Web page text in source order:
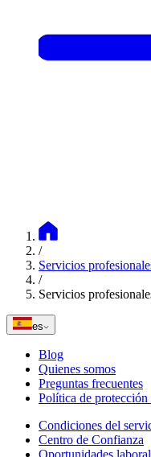
/
Servicios
/
Servicios
es
Blog
Quienes somos
Preguntas frecuentes
Política de protección
Condiciones del
Centro de Confianza
Oportunidades